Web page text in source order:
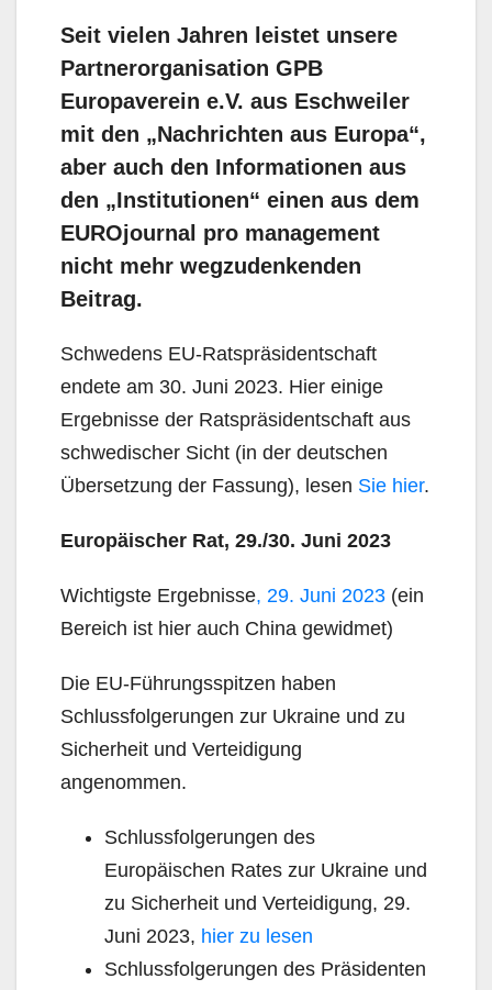
Seit vielen Jahren leistet unsere
Partnerorganisation GPB
Europaverein e.V. aus Eschweiler
mit den „Nachrichten aus Europa“,
aber auch den Informationen aus
den „Institutionen“ einen aus dem
EUROjournal pro management
nicht mehr wegzudenkenden
Beitrag.
Schwedens EU-Ratspräsidentschaft
endete am 30. Juni 2023. Hier einige
Ergebnisse der Ratspräsidentschaft aus
schwedischer Sicht (in der deutschen
Übersetzung der Fassung), lesen Sie hier.
Europäischer Rat, 29./30. Juni 2023
Wichtigste Ergebnisse, 29. Juni 2023 (ein
Bereich ist hier auch China gewidmet)
Die EU-Führungsspitzen haben
Schlussfolgerungen zur Ukraine und zu
Sicherheit und Verteidigung
angenommen.
Schlussfolgerungen des
Europäischen Rates zur Ukraine und
zu Sicherheit und Verteidigung, 29.
Juni 2023, hier zu lesen
Schlussfolgerungen des Präsidenten